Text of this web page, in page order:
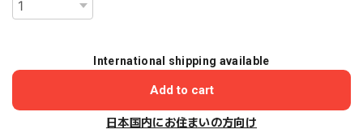
International shipping available
Add to cart
日本国内にお住まいの方向け